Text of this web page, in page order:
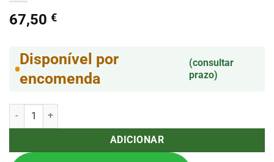
67,50 €
Disponível por
encomenda
(consultar
prazo)
Quantidade de Gro-Tank 205
ADICIONAR